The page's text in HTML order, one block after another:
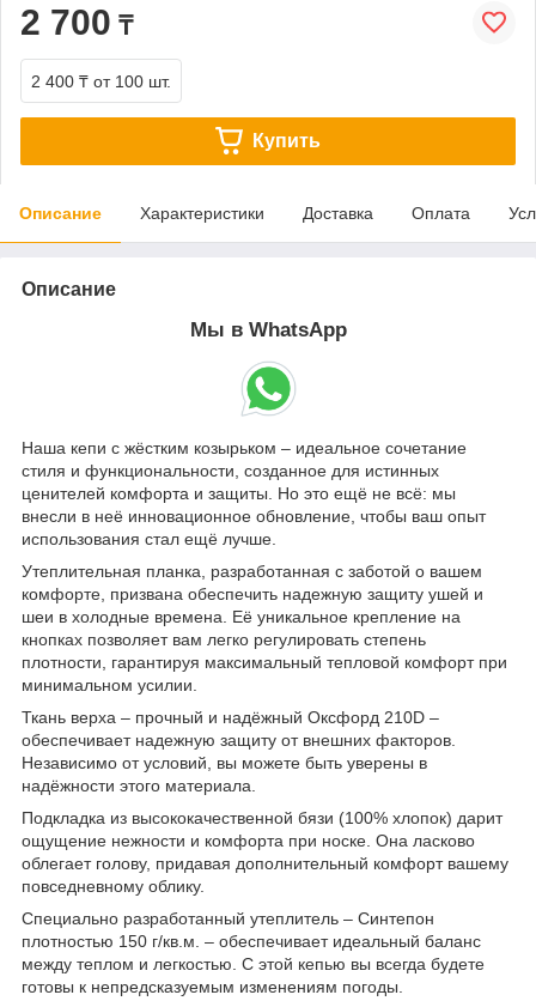
2 700 ₸
2 400 ₸ от 100 шт.
Купить
Описание Характеристики Доставка Оплата
Описание
Мы в WhatsApp
Наша кепи с жёстким козырьком – идеальное сочетание
стиля и функциональности, созданное для истинных
ценителей комфорта и защиты. Но это ещё не всё: мы
внесли в неё инновационное обновление, чтобы ваш опыт
использования стал ещё лучше.
Утеплительная планка, разработанная с заботой о вашем
комфорте, призвана обеспечить надежную защиту ушей и
шеи в холодные времена. Её уникальное крепление на
кнопках позволяет вам легко регулировать степень
плотности, гарантируя максимальный тепловой комфорт при
минимальном усилии.
Ткань верха – прочный и надёжный Оксфорд 210D –
обеспечивает надежную защиту от внешних факторов.
Независимо от условий, вы можете быть уверены в
надёжности этого материала.
Подкладка из высококачественной бязи (100% хлопок) дарит
ощущение нежности и комфорта при носке. Она ласково
облегает голову, придавая дополнительный комфорт вашему
повседневному облику.
Специально разработанный утеплитель – Синтепон
плотностью 150 г/кв.м. – обеспечивает идеальный баланс
между теплом и легкостью. С этой кепью вы всегда будете
готовы к непредсказуемым изменениям погоды.